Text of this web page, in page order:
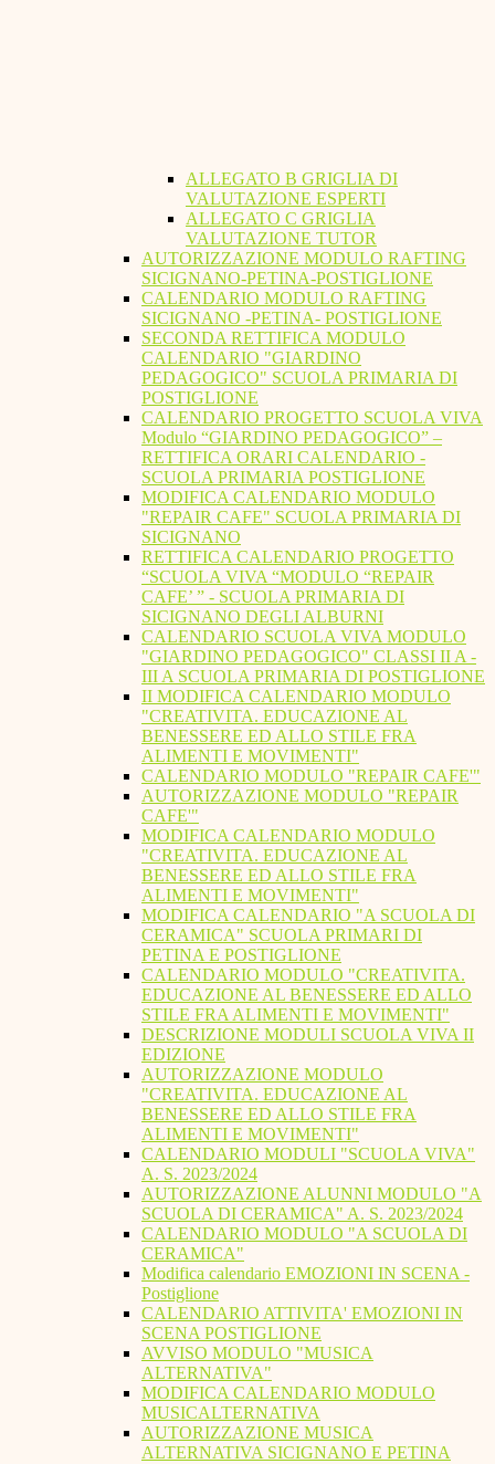
ALLEGATO B GRIGLIA DI
VALUTAZIONE ESPERTI
ALLEGATO C GRIGLIA
VALUTAZIONE TUTOR
AUTORIZZAZIONE MODULO RAFTING
SICIGNANO-PETINA-POSTIGLIONE
CALENDARIO MODULO RAFTING
SICIGNANO -PETINA- POSTIGLIONE
SECONDA RETTIFICA MODULO
CALENDARIO "GIARDINO
PEDAGOGICO" SCUOLA PRIMARIA DI
POSTIGLIONE
CALENDARIO PROGETTO SCUOLA VIVA
Modulo “GIARDINO PEDAGOGICO” –
RETTIFICA ORARI CALENDARIO -
SCUOLA PRIMARIA POSTIGLIONE
MODIFICA CALENDARIO MODULO
"REPAIR CAFE" SCUOLA PRIMARIA DI
SICIGNANO
RETTIFICA CALENDARIO PROGETTO
“SCUOLA VIVA “MODULO “REPAIR
CAFE’ ” - SCUOLA PRIMARIA DI
SICIGNANO DEGLI ALBURNI
CALENDARIO SCUOLA VIVA MODULO
"GIARDINO PEDAGOGICO" CLASSI II A -
III A SCUOLA PRIMARIA DI POSTIGLIONE
II MODIFICA CALENDARIO MODULO
"CREATIVITA. EDUCAZIONE AL
BENESSERE ED ALLO STILE FRA
ALIMENTI E MOVIMENTI"
CALENDARIO MODULO "REPAIR CAFE'"
AUTORIZZAZIONE MODULO "REPAIR
CAFE'"
MODIFICA CALENDARIO MODULO
"CREATIVITA. EDUCAZIONE AL
BENESSERE ED ALLO STILE FRA
ALIMENTI E MOVIMENTI"
MODIFICA CALENDARIO "A SCUOLA DI
CERAMICA" SCUOLA PRIMARI DI
PETINA E POSTIGLIONE
CALENDARIO MODULO "CREATIVITA.
EDUCAZIONE AL BENESSERE ED ALLO
STILE FRA ALIMENTI E MOVIMENTI"
DESCRIZIONE MODULI SCUOLA VIVA II
EDIZIONE
AUTORIZZAZIONE MODULO
"CREATIVITA. EDUCAZIONE AL
BENESSERE ED ALLO STILE FRA
ALIMENTI E MOVIMENTI"
CALENDARIO MODULI "SCUOLA VIVA"
A. S. 2023/2024
AUTORIZZAZIONE ALUNNI MODULO "A
SCUOLA DI CERAMICA" A. S. 2023/2024
CALENDARIO MODULO "A SCUOLA DI
CERAMICA"
Modifica calendario EMOZIONI IN SCENA -
Postiglione
CALENDARIO ATTIVITA' EMOZIONI IN
SCENA POSTIGLIONE
AVVISO MODULO "MUSICA
ALTERNATIVA"
MODIFICA CALENDARIO MODULO
MUSICALTERNATIVA
AUTORIZZAZIONE MUSICA
ALTERNATIVA SICIGNANO E PETINA